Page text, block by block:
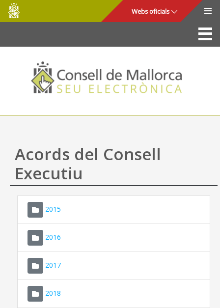
Salta al contingut principal
Consell
de
Mallorca
Webs oficials
La Seu
Consell de Mallorca
Accés i seguretat
Utilitats
Ajuda
Acords del Consell
Executiu
2015
2016
2017
2018